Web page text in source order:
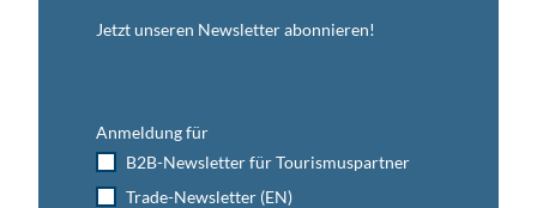
Jetzt unseren Newsletter abonnieren!
Anmeldung für
B2B-Newsletter für Tourismuspartner
Trade-Newsletter (EN)